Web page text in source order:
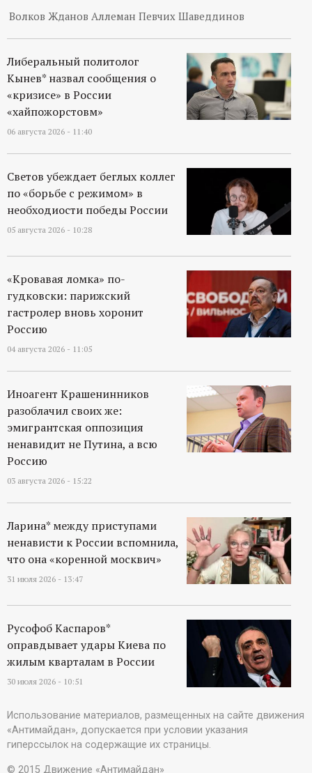
Волков Жданов Аллеман Певчих Шаведдинов
Либеральный политолог
Кынев* назвал сообщения о
«кризисе» в России
«хайпожорстовм»
06 августа 2026 - 11:40
Светов убеждает беглых коллег
по «борьбе с режимом» в
необходиости победы России
05 августа 2026 - 10:28
«Кровавая ломка» по-
гудковски: парижский
гастролер вновь хоронит
Россию
04 августа 2026 - 11:05
Иноагент Крашенинников
разоблачил своих же:
эмигрантская оппозиция
ненавидит не Путина, а всю
Россию
03 августа 2026 - 15:22
Ларина* между приступами
ненависти к России вспомнила,
что она «коренной москвич»
31 июля 2026 - 13:47
Русофоб Каспаров*
оправдывает удары Киева по
жилым кварталам в России
30 июля 2026 - 10:51
Использование материалов, размещенных на сайте движения
«Антимайдан», допускается при условии указания
гиперссылок на содержащие их страницы.
© 2015 Движение «Антимайдан»